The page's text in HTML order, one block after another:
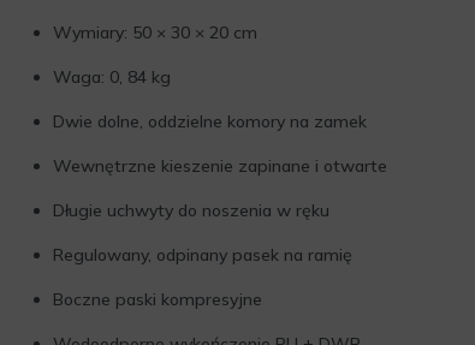
Wymiary: 50 × 30 × 20 cm
Waga: 0, 84 kg
Dwie dolne, oddzielne komory na zamek
Wewnętrzne kieszenie zapinane i otwarte
Długie uchwyty do noszenia w ręku
Regulowany, odpinany pasek na ramię
Boczne paski kompresyjne